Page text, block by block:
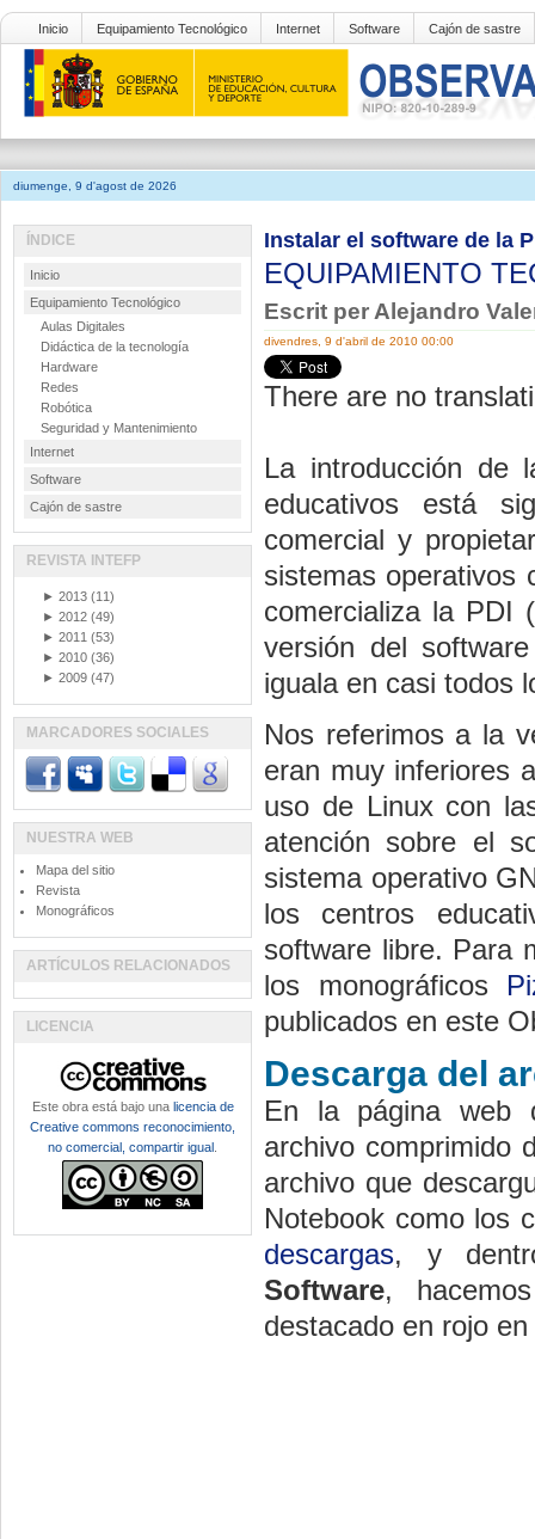
Inicio Equipamiento Tecnológico Internet Software Cajón de sastre
diumenge, 9 d'agost de 2026
Instalar el software de la
EQUIPAMIENTO
Escrit per Alejandro
divendres, 9 d'abril de 2010 00:00
There are no
La introducción de
educativos está
comercial y
sistemas operativos
comercializa la PDI
versión del
iguala en casi todos
Nos referimos a la
eran muy inferiores
uso de Linux con
atención sobre el
sistema operativo
los centros
software libre. Para
los monográficos
publicados en este
Descarga del
En la página
archivo comprimido
archivo que
Notebook como los
descargas, y
Software,
destacado en rojo
ÍNDICE
Inicio
Equipamiento Tecnológico
Aulas Digitales
Didáctica de la tecnología
Hardware
Redes
Robótica
Seguridad y Mantenimiento
Internet
Software
Cajón de sastre
REVISTA INTEFP
► 2013 (11)
► 2012 (49)
► 2011 (53)
► 2010 (36)
► 2009 (47)
MARCADORES SOCIALES
NUESTRA WEB
Mapa del sitio
Revista
Monográficos
ARTÍCULOS RELACIONADOS
LICENCIA
Este obra está bajo una licencia de
Creative commons reconocimiento,
no comercial, compartir igual